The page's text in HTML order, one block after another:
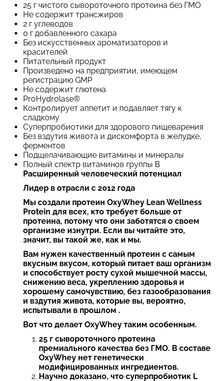
25 г чистого сывороточного протеина без ГМО
Не содержит трансжиров
2 г углеводов
0 г добавленного сахара
Без искусственных ароматизаторов и
красителей
Питательный продукт
Произведено на предприятии, имеющем
регистрацию GMP
Не содержит глютена
ProHydrolase®
Контролирует аппетит и подавляет тягу к
сладкому
Суперпробиотики для здорового пищеварения
Без вздутия живота и дискомфорта в желудке,
ферментов
Подщелачивающие витамины и минералы
Полный спектр витаминов группы B
Расширенный человеческий потенциал
Лидер в отрасли с 2012 года
Мы создали протеин OxyWhey Lean Wellness
Protein для всех, кто требует больше от
протеина, потому что они заботятся о своем
организме изнутри. Если вы читайте это,
значит, вы такой же, как и мы.
Вам нужен качественный протеин с самым
вкусным вкусом, который питает ваш организм
и способствует росту сухой мышечной массы,
снижению веса, укреплению здоровья и
хорошему самочувствию, без газообразования
и вздутия живота, которые вы, вероятно,
испытывали в прошлом .
Вот что делает OxyWhey таким особенным.
25 г сывороточного протеина
премиального качества без ГМО. В составе
OxyWhey нет генетически
модифицированных ингредиентов.
Научно доказано, что суперпробиотик L